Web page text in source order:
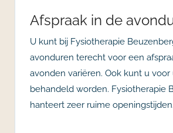
Afspraak in de
U kunt bij Fysiotherapie
avonduren terecht voor een
avonden variëren. Ook kunt u voor
behandeld worden. Fysiotherapie
hanteert zeer ruime openingstijden.